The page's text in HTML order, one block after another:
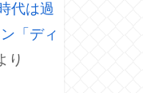
代は過
「ディ
り